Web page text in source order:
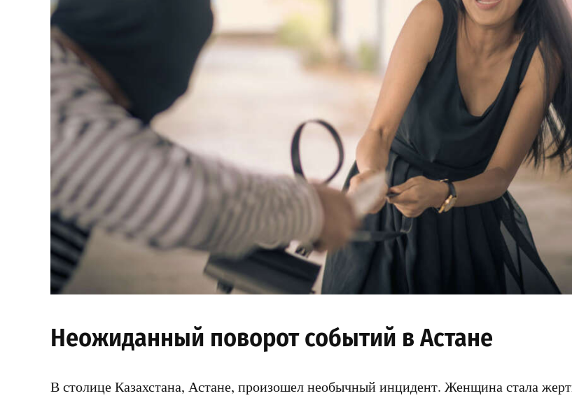
Неожиданный поворот событий в Астане
В столице Казахстана, Астане, произошел необычный инцидент. Женщина стала